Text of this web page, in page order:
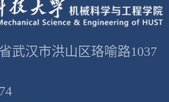
武汉市洪山区珞喻路1037